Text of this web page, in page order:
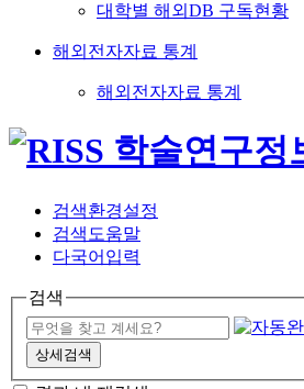
대학별 해외DB 구독현황
해외전자자료 통계
해외전자자료 통계
검색환경설정
검색도움말
다국어입력
검색
상세검색